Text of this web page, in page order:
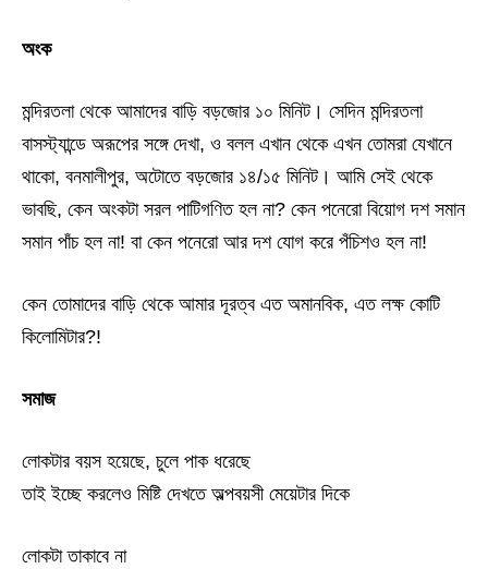
অংক
মন্দিরতলা থেকে আমাদের বাড়ি বড়জোর ১০ মিনিট। সেদিন মন্দিরতলা
বাসস্ট্যান্ডে অরূপের সঙ্গে দেখা, ও বলল এখান থেকে এখন তোমরা যেখানে
থাকো, বনমালীপুর, অটোতে বড়জোর ১৪/১৫ মিনিট। আমি সেই থেকে
ভাবছি, কেন অংকটা সরল পাটিগণিত হল না? কেন পনেরো বিয়োগ দশ সমান
সমান পাঁচ হল না! বা কেন পনেরো আর দশ যোগ করে পঁচিশও হল না!
কেন তোমাদের বাড়ি থেকে আমার দূরত্ব এত অমানবিক, এত লক্ষ কোটি
কিলোমিটার?!
সমাজ
লোকটার বয়স হয়েছে, চুলে পাক ধরেছে
তাই ইচ্ছে করলেও মিষ্টি দেখতে অল্পবয়সী মেয়েটার দিকে
লোকটা তাকাবে না